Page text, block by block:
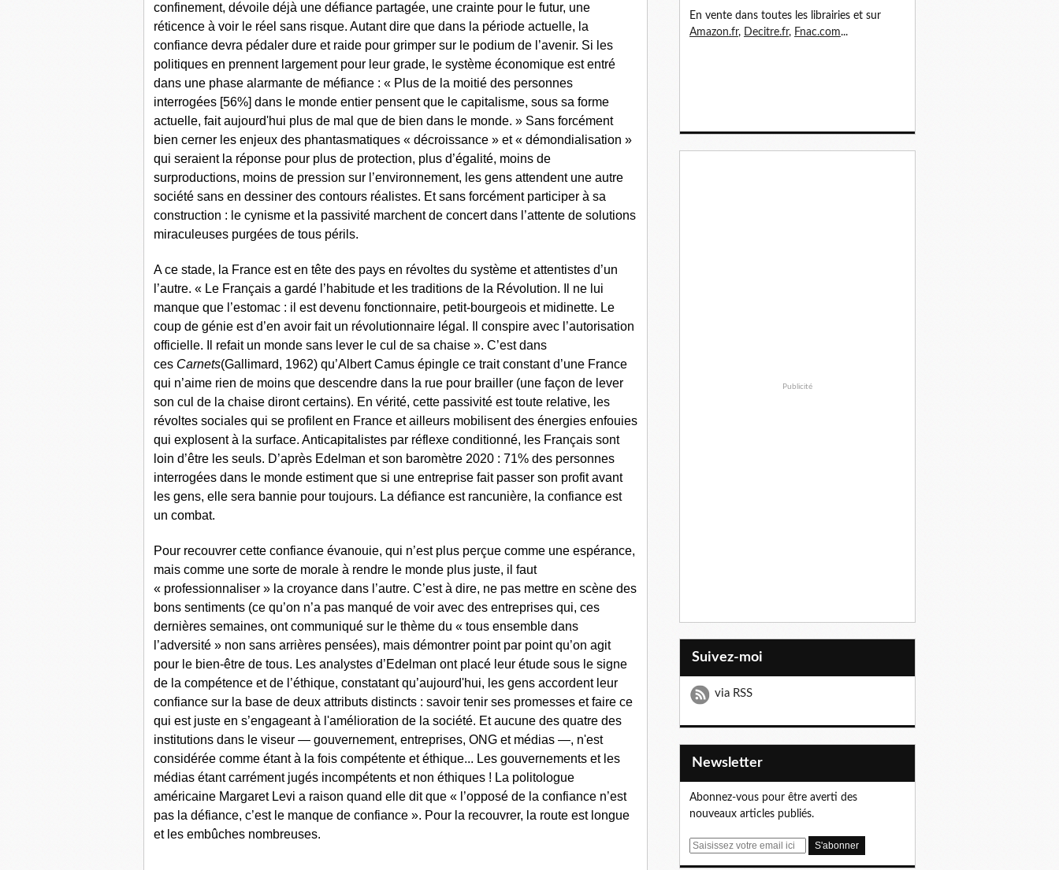
confinement, dévoile déjà une défiance partagée, une crainte pour le futur, une
réticence à voir le réel sans risque. Autant dire que dans la période actuelle, la
confiance devra pédaler dure et raide pour grimper sur le podium de l’avenir. Si les
politiques en prennent largement pour leur grade, le système économique est entré
dans une phase alarmante de méfiance : « Plus de la moitié des personnes
interrogées [56%] dans le monde entier pensent que le capitalisme, sous sa forme
actuelle, fait aujourd'hui plus de mal que de bien dans le monde. » Sans forcément
bien cerner les enjeux des phantasmatiques « décroissance » et « démondialisation »
qui seraient la réponse pour plus de protection, plus d’égalité, moins de
surproductions, moins de pression sur l’environnement, les gens attendent une autre
société sans en dessiner des contours réalistes. Et sans forcément participer à sa
construction : le cynisme et la passivité marchent de concert dans l’attente de solutions
miraculeuses purgées de tous périls.
A ce stade, la France est en tête des pays en révoltes du système et attentistes d’un
l’autre. « Le Français a gardé l’habitude et les traditions de la Révolution. Il ne lui
manque que l’estomac : il est devenu fonctionnaire, petit-bourgeois et midinette. Le
coup de génie est d’en avoir fait un révolutionnaire légal. Il conspire avec l’autorisation
officielle. Il refait un monde sans lever le cul de sa chaise ». C’est dans
ces Carnets(Gallimard, 1962) qu’Albert Camus épingle ce trait constant d’une France
qui n’aime rien de moins que descendre dans la rue pour brailler (une façon de lever
son cul de la chaise diront certains). En vérité, cette passivité est toute relative, les
révoltes sociales qui se profilent en France et ailleurs mobilisent des énergies enfouies
qui explosent à la surface. Anticapitalistes par réflexe conditionné, les Français sont
loin d’être les seuls. D’après Edelman et son baromètre 2020 : 71% des personnes
interrogées dans le monde estiment que si une entreprise fait passer son profit avant
les gens, elle sera bannie pour toujours. La défiance est rancunière, la confiance est
un combat.
Pour recouvrer cette confiance évanouie, qui n’est plus perçue comme une espérance,
mais comme une sorte de morale à rendre le monde plus juste, il faut
« professionnaliser » la croyance dans l’autre. C’est à dire, ne pas mettre en scène des
bons sentiments (ce qu’on n’a pas manqué de voir avec des entreprises qui, ces
dernières semaines, ont communiqué sur le thème du « tous ensemble dans
l’adversité » non sans arrières pensées), mais démontrer point par point qu’on agit
pour le bien-être de tous. Les analystes d’Edelman ont placé leur étude sous le signe
de la compétence et de l’éthique, constatant qu’aujourd'hui, les gens accordent leur
confiance sur la base de deux attributs distincts : savoir tenir ses promesses et faire ce
qui est juste en s’engageant à l'amélioration de la société. Et aucune des quatre des
institutions dans le viseur — gouvernement, entreprises, ONG et médias —, n'est
considérée comme étant à la fois compétente et éthique... Les gouvernements et les
médias étant carrément jugés incompétents et non éthiques ! La politologue
américaine Margaret Levi a raison quand elle dit que « l’opposé de la confiance n’est
pas la défiance, c’est le manque de confiance ». Pour la recouvrer, la route est longue
et les embûches nombreuses.
En vente dans toutes les librairies et sur
Amazon.fr, Decitre.fr, Fnac.com...
Publicité
Suivez-moi
via RSS
Newsletter
Abonnez-vous pour être averti des
nouveaux articles publiés.
E